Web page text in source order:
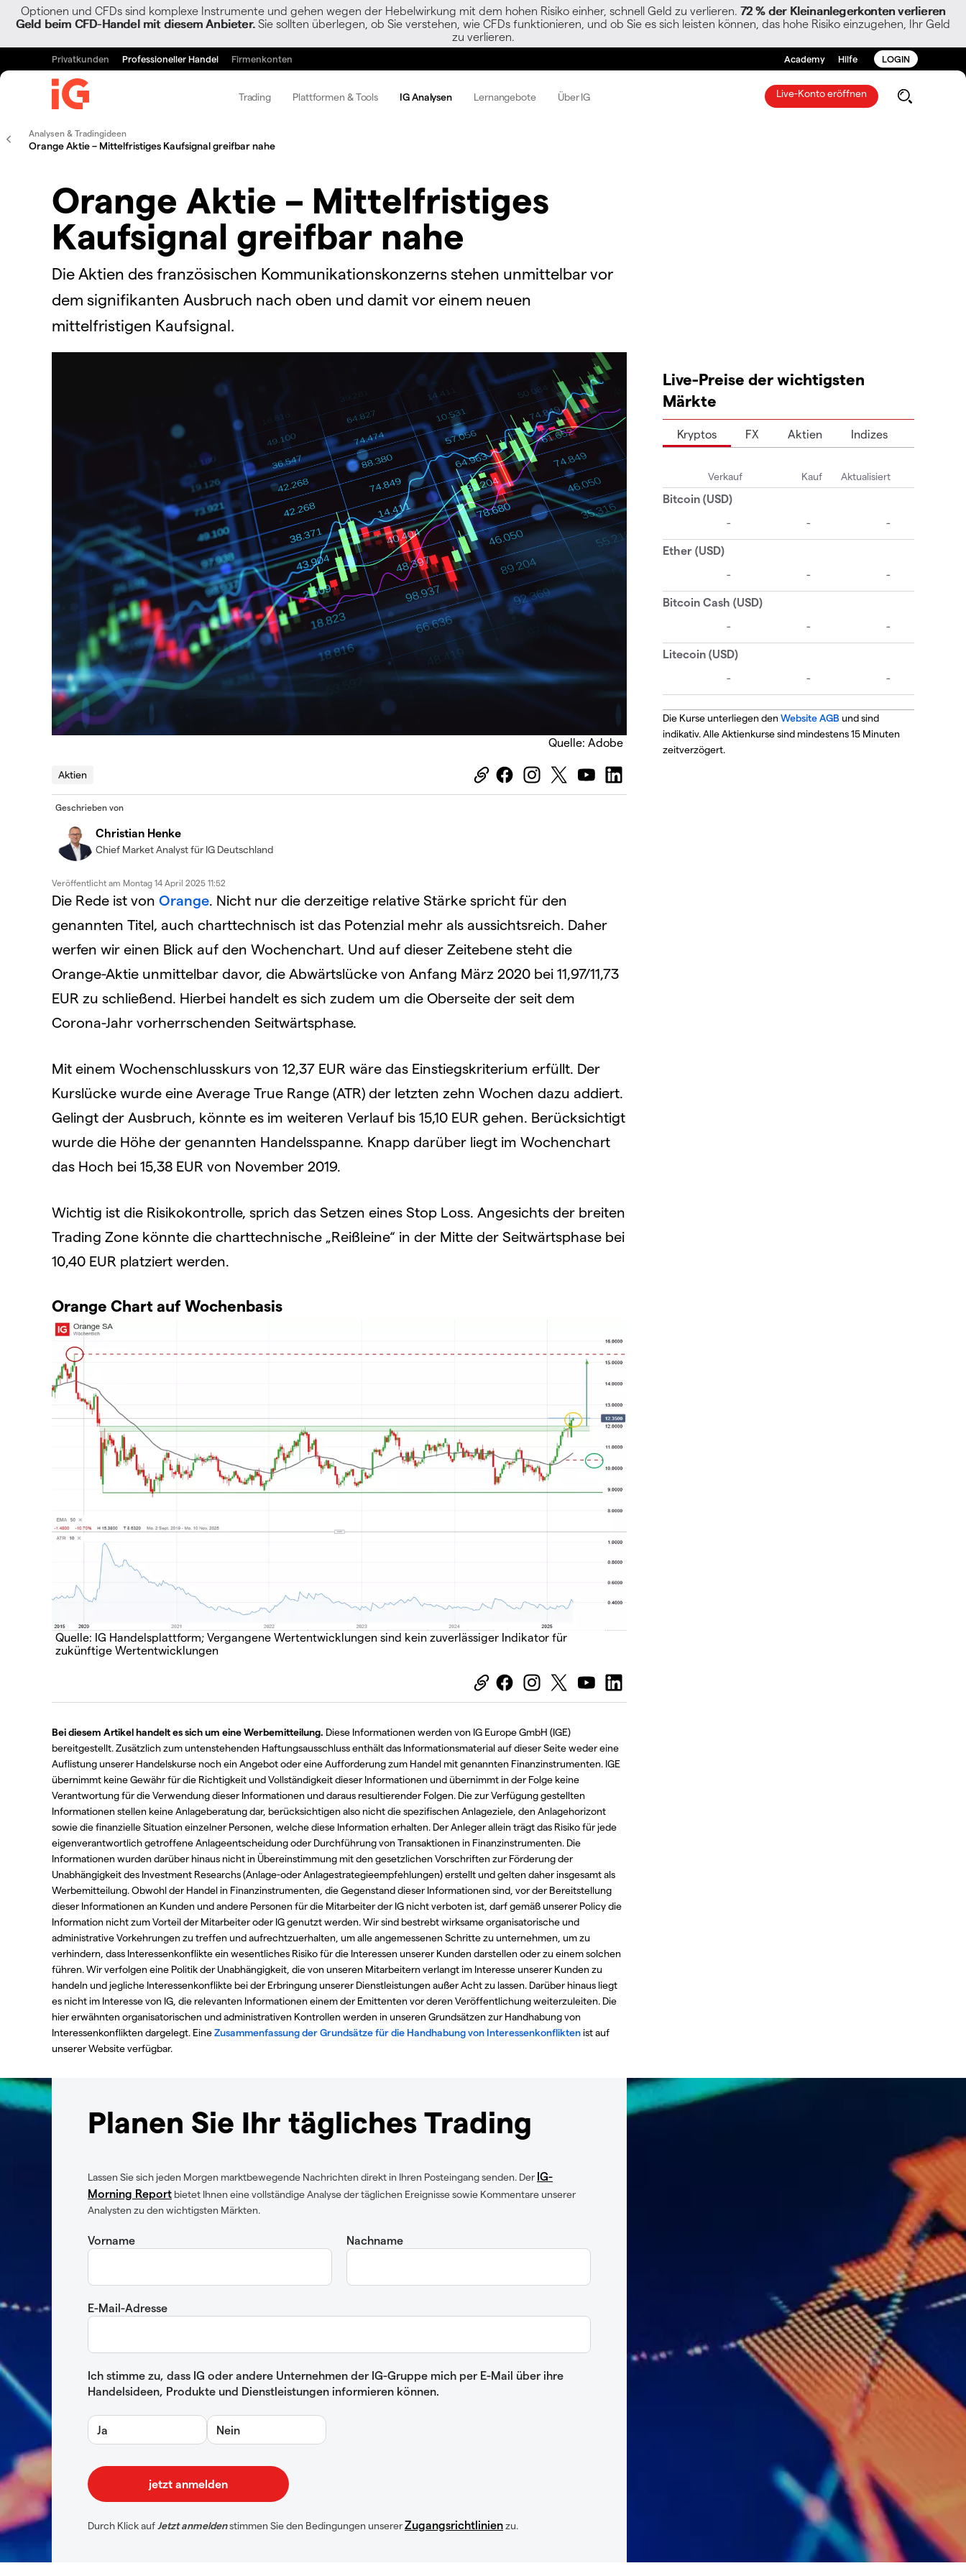
Optionen und CFDs sind komplexe Instrumente und gehen wegen der Hebelwirkung mit dem hohen Risiko einher, schnell Geld zu verlieren. 72 % der Kleinanlegerkonten verlieren
Geld beim CFD-Handel mit diesem Anbieter. Sie sollten überlegen, ob Sie verstehen, wie CFDs funktionieren, und ob Sie es sich leisten können, das hohe Risiko einzugehen, Ihr Geld
zu verlieren.
Privatkunden Professioneller Handel Firmenkonten Academy Hilfe LOGIN
Trading Plattformen & Tools IG Analysen Lernangebote Über IG Live-Konto eröffnen
Analysen & Tradingideen
Orange Aktie – Mittelfristiges Kaufsignal greifbar nahe
Orange Aktie – Mittelfristiges
Kaufsignal greifbar nahe
Die Aktien des französischen Kommunikationskonzerns stehen unmittelbar vor
dem signifikanten Ausbruch nach oben und damit vor einem neuen
mittelfristigen Kaufsignal.
Quelle: Adobe
Aktien
Geschrieben von
Christian Henke
Chief Market Analyst für IG Deutschland
Veröffentlicht am Montag 14 April 2025 11:52
Die Rede ist von Orange. Nicht nur die derzeitige relative Stärke spricht für den
genannten Titel, auch charttechnisch ist das Potenzial mehr als aussichtsreich. Daher
werfen wir einen Blick auf den Wochenchart. Und auf dieser Zeitebene steht die
Orange-Aktie unmittelbar davor, die Abwärtslücke von Anfang März 2020 bei 11,97/11,73
EUR zu schließend. Hierbei handelt es sich zudem um die Oberseite der seit dem
Corona-Jahr vorherrschenden Seitwärtsphase.
Mit einem Wochenschlusskurs von 12,37 EUR wäre das Einstiegskriterium erfüllt. Der
Kurslücke wurde eine Average True Range (ATR) der letzten zehn Wochen dazu addiert.
Gelingt der Ausbruch, könnte es im weiteren Verlauf bis 15,10 EUR gehen. Berücksichtigt
wurde die Höhe der genannten Handelsspanne. Knapp darüber liegt im Wochenchart
das Hoch bei 15,38 EUR von November 2019.
Wichtig ist die Risikokontrolle, sprich das Setzen eines Stop Loss. Angesichts der breiten
Trading Zone könnte die charttechnische „Reißleine“ in der Mitte der Seitwärtsphase bei
10,40 EUR platziert werden.
Orange Chart auf Wochenbasis
Quelle: IG Handelsplattform; Vergangene Wertentwicklungen sind kein zuverlässiger Indikator für
zukünftige Wertentwicklungen
Bei diesem Artikel handelt es sich um eine Werbemitteilung. Diese Informationen werden von IG Europe GmbH (IGE)
bereitgestellt. Zusätzlich zum untenstehenden Haftungsausschluss enthält das Informationsmaterial auf dieser Seite weder eine
Auflistung unserer Handelskurse noch ein Angebot oder eine Aufforderung zum Handel mit genannten Finanzinstrumenten. IGE
übernimmt keine Gewähr für die Richtigkeit und Vollständigkeit dieser Informationen und übernimmt in der Folge keine
Verantwortung für die Verwendung dieser Informationen und daraus resultierender Folgen. Die zur Verfügung gestellten
Informationen stellen keine Anlageberatung dar, berücksichtigen also nicht die spezifischen Anlageziele, den Anlagehorizont
sowie die finanzielle Situation einzelner Personen, welche diese Information erhalten. Der Anleger allein trägt das Risiko für jede
eigenverantwortlich getroffene Anlageentscheidung oder Durchführung von Transaktionen in Finanzinstrumenten. Die
Informationen wurden darüber hinaus nicht in Übereinstimmung mit den gesetzlichen Vorschriften zur Förderung der
Unabhängigkeit des Investment Researchs (Anlage-oder Anlagestrategieempfehlungen) erstellt und gelten daher insgesamt als
Werbemitteilung. Obwohl der Handel in Finanzinstrumenten, die Gegenstand dieser Informationen sind, vor der Bereitstellung
dieser Informationen an Kunden und andere Personen für die Mitarbeiter der IG nicht verboten ist, darf gemäß unserer Policy die
Information nicht zum Vorteil der Mitarbeiter oder IG genutzt werden. Wir sind bestrebt wirksame organisatorische und
administrative Vorkehrungen zu treffen und aufrechtzuerhalten, um alle angemessenen Schritte zu unternehmen, um zu
verhindern, dass Interessenkonflikte ein wesentliches Risiko für die Interessen unserer Kunden darstellen oder zu einem solchen
führen. Wir verfolgen eine Politik der Unabhängigkeit, die von unseren Mitarbeitern verlangt im Interesse unserer Kunden zu
handeln und jegliche Interessenkonflikte bei der Erbringung unserer Dienstleistungen außer Acht zu lassen. Darüber hinaus liegt
es nicht im Interesse von IG, die relevanten Informationen einem der Emittenten vor deren Veröffentlichung weiterzuleiten. Die
hier erwähnten organisatorischen und administrativen Kontrollen werden in unseren Grundsätzen zur Handhabung von
Interessenkonflikten dargelegt. EineZusammenfassung der Grundsätze für die Handhabung von Interessenkonfliktenist auf
unserer Website verfügbar.
Live-Preise der wichtigsten
Märkte
Kryptos FX Aktien Indizes
Die Kurse unterliegen den Website AGB und sind
indikativ. Alle Aktienkurse sind mindestens 15 Minuten
zeitverzögert.
Planen Sie Ihr tägliches Trading
Lassen Sie sich jeden Morgen marktbewegende Nachrichten direkt in Ihren Posteingang senden. Der IG-
Morning Report bietet Ihnen eine vollständige Analyse der täglichen Ereignisse sowie Kommentare unserer
Analysten zu den wichtigsten Märkten.
Vorname Nachname
E-Mail-Adresse
Ich stimme zu, dass IG oder andere Unternehmen der IG-Gruppe mich per E-Mail über ihre
Handelsideen, Produkte und Dienstleistungen informieren können.
Ja Nein
Durch Klick aufJetzt anmeldenstimmen Sie den Bedingungen unsererZugangsrichtlinienzu.